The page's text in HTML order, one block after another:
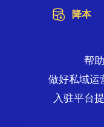
 降本
帮
做好私域运
入驻平台